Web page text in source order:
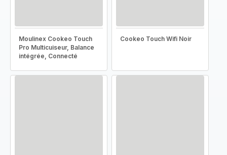
Moulinex Cookeo Touch
Pro Multicuiseur, Balance
intégrée, Connecté
Cookeo Touch Wifi Noir